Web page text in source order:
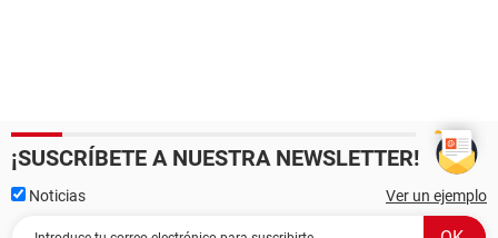
¡SUSCRÍBETE A NUESTRA NEWSLETTER!
Noticias Ver un ejemplo